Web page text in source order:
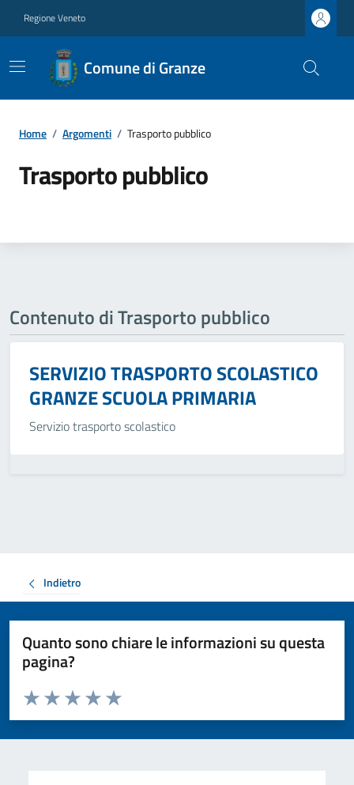
Regione Veneto
Comune di Granze
Home / Argomenti / Trasporto pubblico
Trasporto pubblico
Contenuto di Trasporto pubblico
SERVIZIO TRASPORTO SCOLASTICO
GRANZE SCUOLA PRIMARIA
Servizio trasporto scolastico
Indietro
Quanto sono chiare le informazioni su questa
pagina?
Valuta da 1 a 5 stelle la pagina
Valuta 5 stelle su 5
Valuta 4 stelle su 5
Valuta 3 stelle su 5
Valuta 2 stelle su 5
Valuta 1 stelle su 5